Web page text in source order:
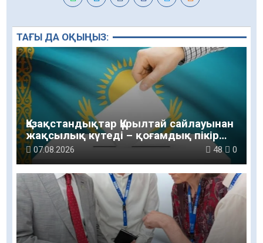
ТАҒЫ ДА ОҚЫҢЫЗ:
Қазақстандықтар Құрылтай сайлауынан
жақсылық күтеді – қоғамдық пікір
зерттеуі
07.08.2026 48 0